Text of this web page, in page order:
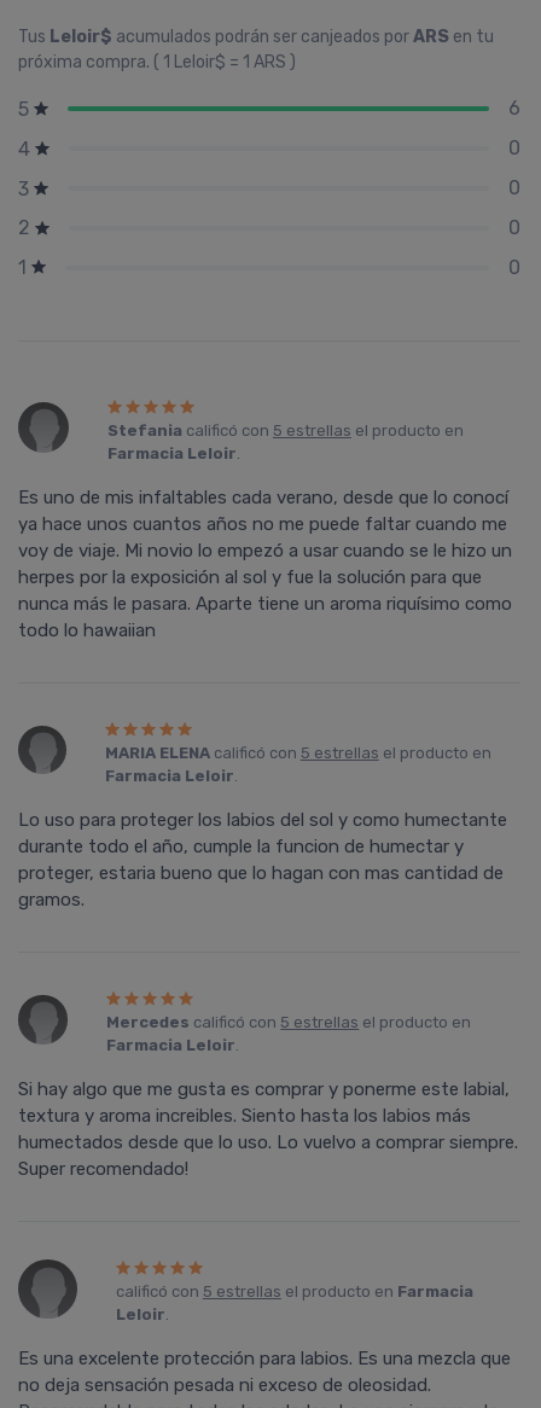
Tus Leloir$ acumulados podrán ser canjeados porARS en tu
próxima compra. ( 1 Leloir$ = 1 ARS )
5
6
4
0
3
0
2
0
1
0
Stefania calificó con 5 estrellas el producto en
Farmacia Leloir.
Es uno de mis infaltables cada verano, desde que lo conocí
ya hace unos cuantos años no me puede faltar cuando me
voy de viaje. Mi novio lo empezó a usar cuando se le hizo un
herpes por la exposición al sol y fue la solución para que
nunca más le pasara. Aparte tiene un aroma riquísimo como
todo lo hawaiian
MARIA ELENAcalificó con 5 estrellas el producto en
Farmacia Leloir.
Lo uso para proteger los labios del sol y como humectante
durante todo el año, cumple la funcion de humectar y
proteger, estaria bueno que lo hagan con mas cantidad de
gramos.
Mercedes calificó con 5 estrellas el producto en
Farmacia Leloir.
Si hay algo que me gusta es comprar y ponerme este labial,
textura y aroma increibles. Siento hasta los labios más
humectados desde que lo uso. Lo vuelvo a comprar siempre.
Super recomendado!
calificó con 5 estrellas el producto en Farmacia
Leloir.
Es una excelente protección para labios. Es una mezcla que
no deja sensación pesada ni exceso de oleosidad.